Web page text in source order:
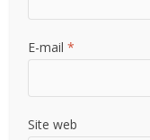
E-mail*
Site web